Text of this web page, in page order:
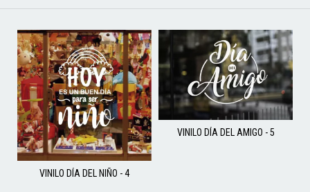
VINILO DÍA DEL NIÑO - 4
VINILO DÍA DEL AMIGO - 5